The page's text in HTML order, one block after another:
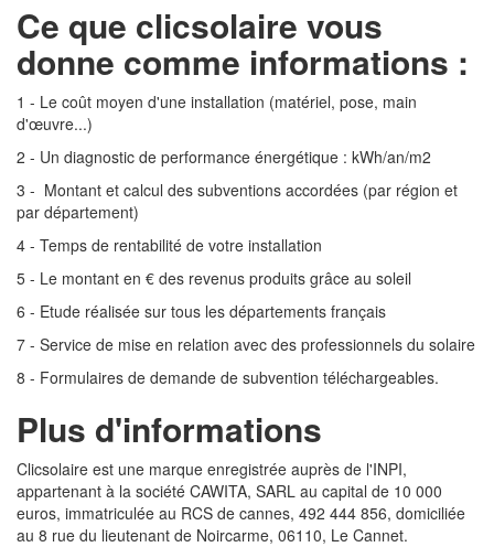
Ce que clicsolaire vous
donne comme informations :
1 - Le coût moyen d'une installation (matériel, pose, main
d'œuvre...)
2 - Un diagnostic de performance énergétique : kWh/an/m2
3 - Montant et calcul des subventions accordées (par région et
par département)
4 - Temps de rentabilité de votre installation
5 - Le montant en € des revenus produits grâce au soleil
6 - Etude réalisée sur tous les départements français
7 - Service de mise en relation avec des professionnels du solaire
8 - Formulaires de demande de subvention téléchargeables.
Plus d'informations
Clicsolaire est une marque enregistrée auprès de l'INPI,
appartenant à la société CAWITA, SARL au capital de 10 000
euros, immatriculée au RCS de cannes, 492 444 856, domiciliée
au 8 rue du lieutenant de Noircarme, 06110, Le Cannet.